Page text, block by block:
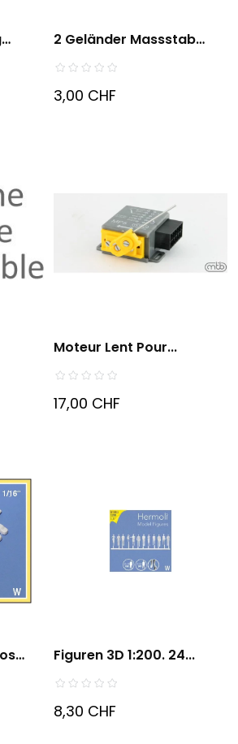
2 Geländer Massstab
1:200
3,00 CHF
Moteur Lent Pour...
17,00 CHF
Figuren 3D 1:200. 24...
8,30 CHF